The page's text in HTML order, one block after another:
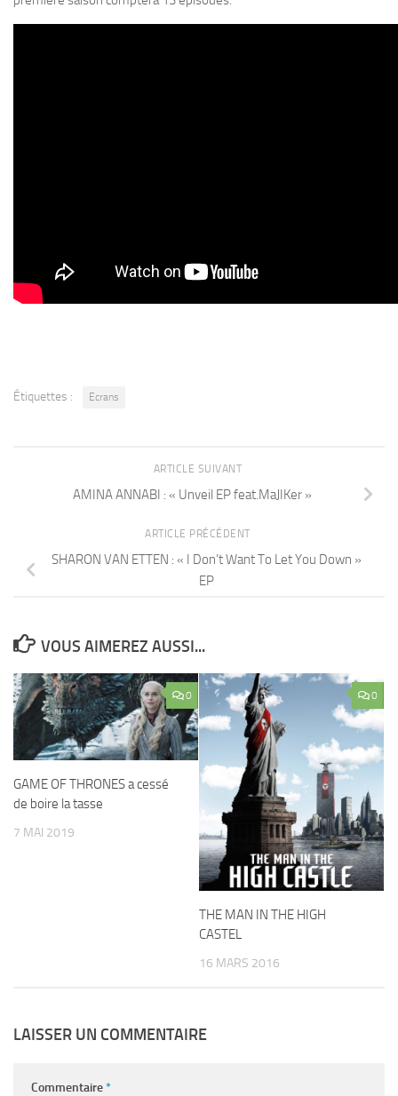
Étiquettes : Ecrans
ARTICLE SUIVANT
AMINA ANNABI : « Unveil EP feat.MaJIKer »
ARTICLE PRÉCÉDENT
SHARON VAN ETTEN : « I Don’t Want To Let You Down »
EP
VOUS AIMEREZ AUSSI...
0
GAME OF THRONES a cessé
de boire la tasse
7 MAI 2019
0
THE MAN IN THE HIGH
CASTEL
16 MARS 2016
LAISSER UN COMMENTAIRE
Commentaire*